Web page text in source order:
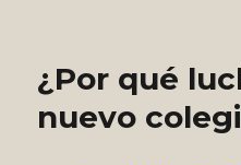
¿Por qué
nuevo